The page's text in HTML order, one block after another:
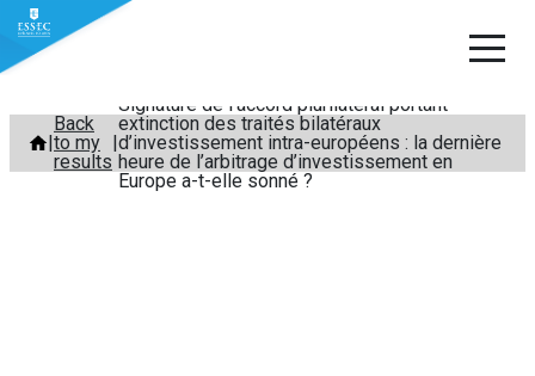
Skip
content
Back
to my
results
Signature de l’accord plurilatéral portant
extinction des traités bilatéraux
d’investissement intra-européens : la dernière
heure de l’arbitrage d’investissement en
Europe a-t-elle sonné ?